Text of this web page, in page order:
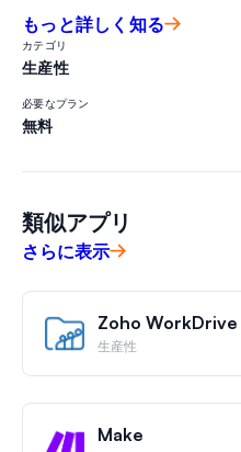
もっと詳しく知る
カテゴリ
生産性
必要なプラン
無料
類似アプリ
さらに表示
Zoho WorkDrive
生産性
Make